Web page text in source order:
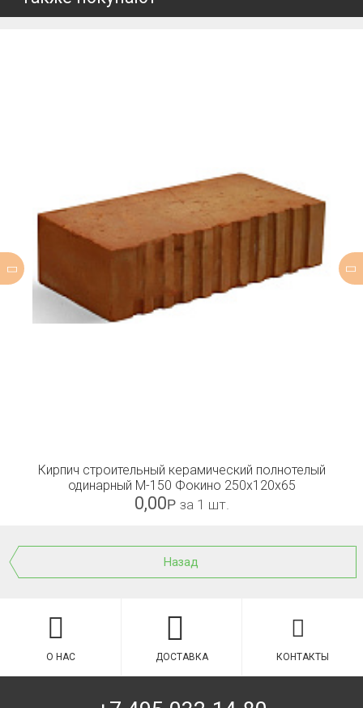
Кирпич строительный керамический полнотелый
одинарный М-150 Фокино 250x120x65
0,00Р за 1 шт.
Назад
О НАС ДОСТАВКА КОНТАКТЫ